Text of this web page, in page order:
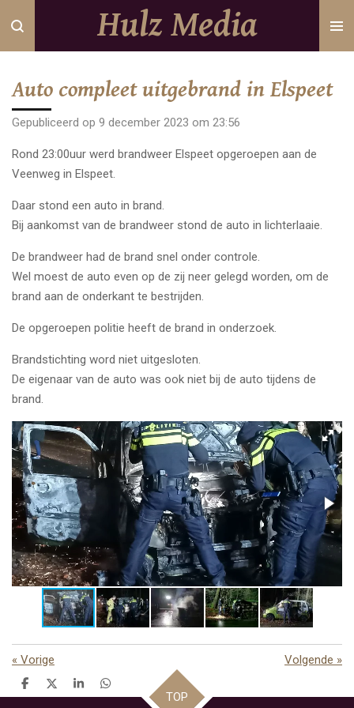
Ga
direct
hoofdinhoud
Hulz Media
Auto compleet uitgebrand in Elspeet
Gepubliceerd op 9 december 2023 om 23:56
Rond 23:00uur werd brandweer Elspeet opgeroepen aan de
Veenweg in Elspeet.
Daar stond een auto in brand.
Bij aankomst van de brandweer stond de auto in lichterlaaie.
De brandweer had de brand snel onder controle.
Wel moest de auto even op de zij neer gelegd worden, om de
brand aan de onderkant te bestrijden.
De opgeroepen politie heeft de brand in onderzoek.
Brandstichting word niet uitgesloten.
De eigenaar van de auto was ook niet bij de auto tijdens de
brand.
« Vorige Volgende »
D
e
D
e
S
h
D
e
TOP